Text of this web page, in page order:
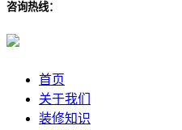
咨询热线：
首页
关于我们
装修知识